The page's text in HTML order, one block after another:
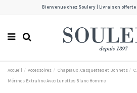
Bienvenue chez Soulery | Livraison
Accueil Accessoires Chapeaux, Casquettes et Bonnets
Mérinos Extrafine Avec Lunettes Blanc Homme